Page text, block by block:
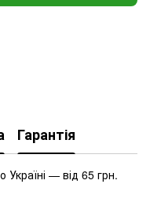
Гарантія
— від 65 грн.